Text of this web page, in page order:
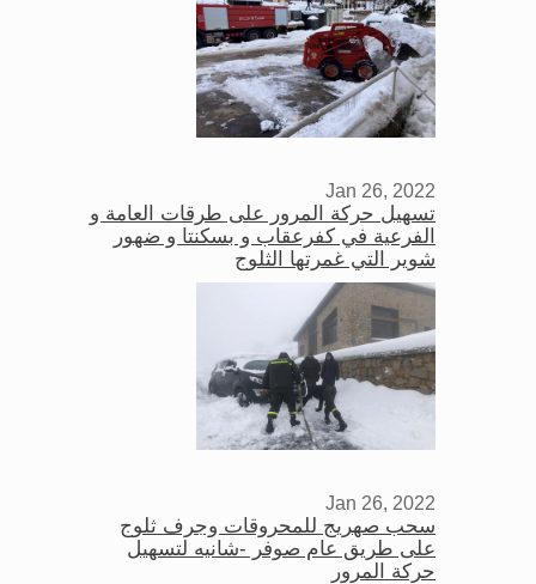
Jan 26, 2022
تسهيل حركة المرور على طرقات العامة و
الفرعية في كفرعقاب و بسكنتا و ضهور
شوير التي غمرتها الثلوج
Jan 26, 2022
سحب صهريج للمحروقات وجرف ثلوج
على طريق عام صوفر -شانيه لتسهيل
حركة المرور